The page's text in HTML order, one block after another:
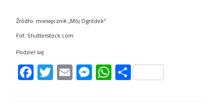
Źródło: miesięcznik „Mój Ogródek”
Fot. Shutterstock.com
Podziel się
Facebook
Twitter
EmailMessenger
WhatsApp
Share